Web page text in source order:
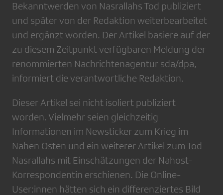
Bekanntwerden von Nasrallahs Tod publiziert
und später von der Redaktion weiterbearbeitet
und ergänzt worden. Der Artikel basiere auf der
zu diesem Zeitpunkt verfügbaren Meldung der
renommierten Nachrichtenagentur sda/dpa,
informiert die verantwortliche Redaktion.
Dieser Artikel sei nicht isoliert publiziert
worden. Vielmehr seien gleichzeitig
Informationen im Newsticker zum Krieg im
Nahen Osten und ein weiterer Artikel zum Tod
Nasrallahs mit Einschätzungen der Nahost-
Korrespondentin erschienen. Die Online-
User:innen hätten sich ein differenziertes Bild